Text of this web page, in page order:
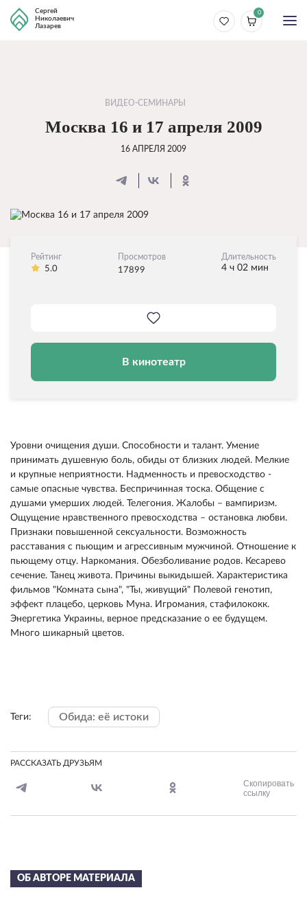
Сергей
Николаевич
Лазарев
0
ВИДЕО-СЕМИНАРЫ
Москва 16 и 17 апреля 2009
16 АПРЕЛЯ 2009
Рейтинг
5.0
Просмотров
17899
Длительность
4 ч 02 мин
В кинотеатр
Уровни очищения души. Способности и талант. Умение
принимать душевную боль, обиды от близких людей. Мелкие
и крупные неприятности. Надменность и превосходство -
самые опасные чувства. Беспричинная тоска. Общение с
душами умерших людей. Телегония. Жалобы – вампиризм.
Ощущение нравственного превосходства – остановка любви.
Признаки повышенной сексуальности. Возможность
расставания с пьющим и агрессивным мужчиной. Отношение к
пьющему отцу. Наркомания. Обезболивание родов. Кесарево
сечение. Танец живота. Причины выкидышей. Характеристика
фильмов "Комната сына", "Ты, живущий" Полевой генотип,
эффект плацебо, церковь Муна. Игромания, стафилококк.
Энергетика Украины, верное предсказание о ее будущем.
Много шикарный цветов.
Теги: Обида: её истоки
РАССКАЗАТЬ ДРУЗЬЯМ
Скопировать
ссылку
ОБ АВТОРЕ МАТЕРИАЛА